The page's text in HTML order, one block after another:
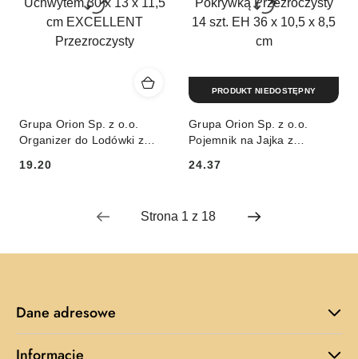
Grupa Orion Sp. z o.o.
Organizer do Lodówki z
cm EXCELLENT
Cena:
19.20
Grupa Orion Sp. z o.o.
Pojemnik na Jajka z
szt. EH 36 x 10,5 x 8,5 cm
Cena:
24.37
PRODUKT NIEDOSTĘPNY
Dane adresowe